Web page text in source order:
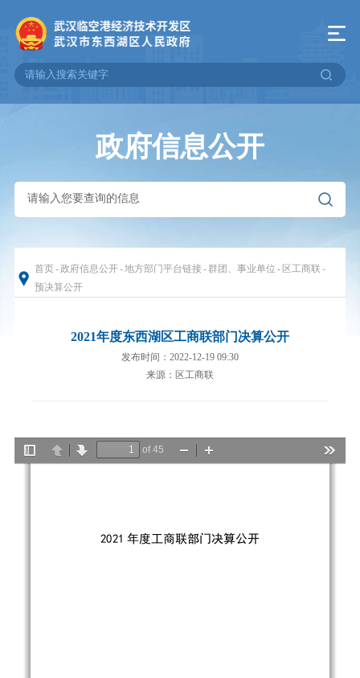
政府信息公开
首页-政府信息公开-地方部门平台链接- 群团、事业单位 - 区工商联 -
预决算公开
2021年度东西湖区工商联部门决算公开
发布时间：2022-12-19 09:30
来源：区工商联